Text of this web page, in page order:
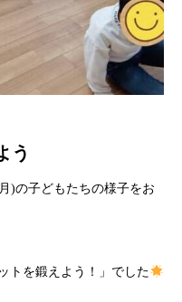
う
)の子どもたちの様子をお
トを鍛えよう！」でした